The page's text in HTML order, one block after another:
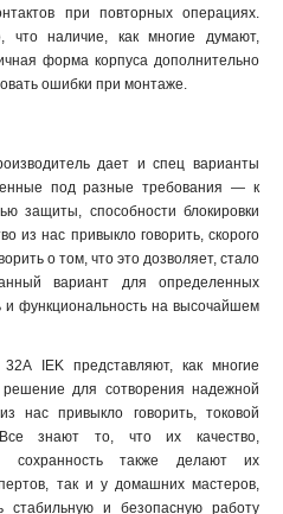
при повторных операциях.
что наличие, как многие думают,
форма корпуса дополнительно
ошибки при монтаже.
дает и спец варианты
под разные требования — к
защиты, способности блокировки
из нас привыкло говорить, скорого
о том, что это дозволяет, стало
вариант для определенных
и функциональность на высочайшем
IEK представляют, как многие
для сотворения надежной
нас привыкло говорить, токовой
знают то, что их качество,
сохранность также делают их
так и у домашних мастеров,
стабильную и безопасную работу